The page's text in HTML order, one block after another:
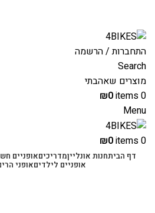
התחברות / הרשמה
Search
מוצרים שאהבתי
0
items
₪0
Menu
0
items
₪0
דף הביתחנות אונלייןמדריכיםאופניים
אופניים לילדיםאופני